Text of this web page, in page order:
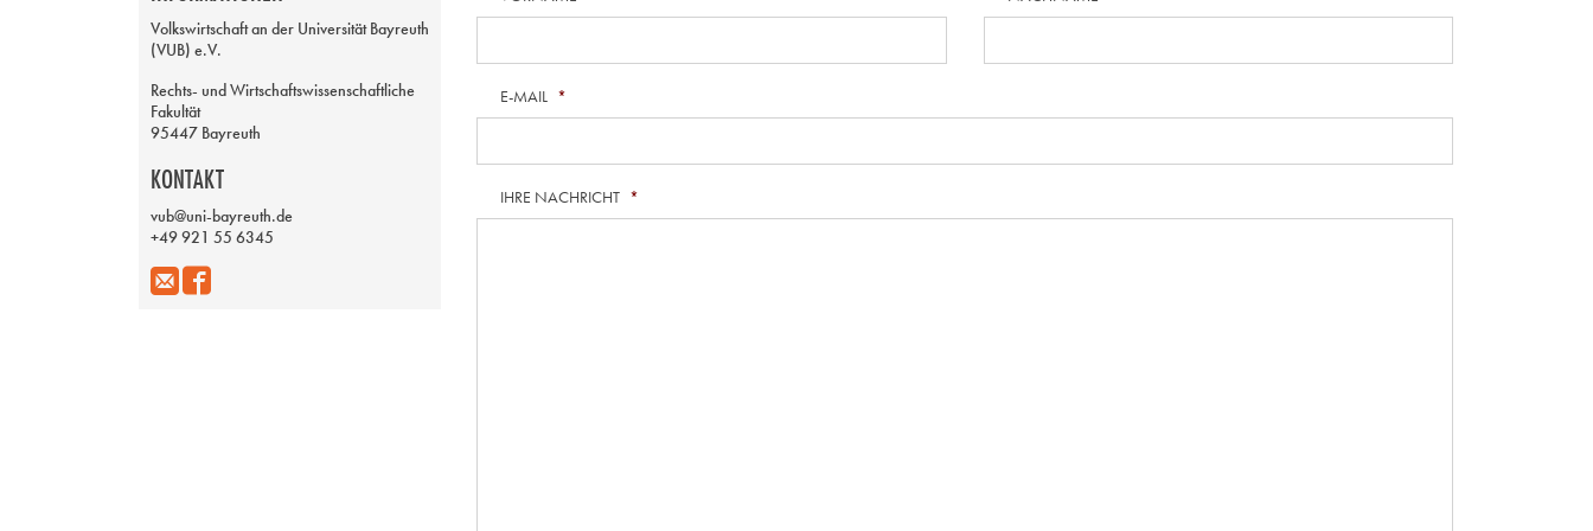
Volkswirtschaft an der Universität Bayreuth
(VUB) e.V.
Rechts- und Wirtschaftswissenschaftliche
Fakultät
95447 Bayreuth
KONTAKT
vub@uni-bayreuth.de
+49 921 55 6345
E-MAIL *
IHRE NACHRICHT *